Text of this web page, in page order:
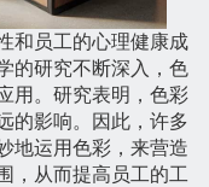
和员工的心理健康成
的研究不断深入，色
用。研究表明，色彩
的影响。因此，许多
地运用色彩，来营造
，从而提高员工的工